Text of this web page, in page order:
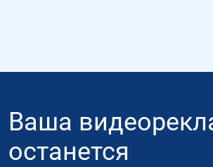
Ваша
останется